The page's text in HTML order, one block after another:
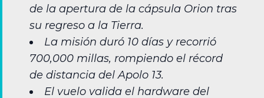
de la apertura de la cápsula Orion tras
su regreso a la Tierra.
La misión duró 10 días y recorrió
700,000 millas, rompiendo el récord
de distancia del Apolo 13.
El vuelo valida el hardware del